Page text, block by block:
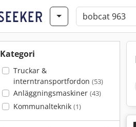
Kategori
Truckar &
interntransportfordon (53)
Anläggningsmaskiner (43)
Kommunalteknik (1)